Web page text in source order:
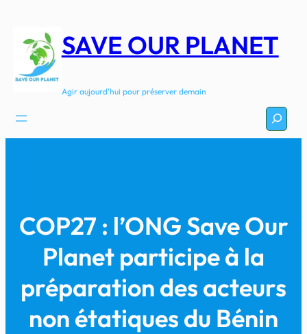
contenu
SAVE OUR PLANET
Agir aujourd'hui pour préserver demain
COP27 : l’ONG Save Our
Planet participe à la
préparation des acteurs
non étatiques du Bénin